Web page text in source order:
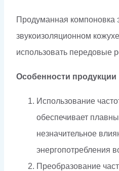
Продуманная компоновка
звукоизоляционном
использовать передовые
Особенности продукции
Использование
обеспечивает
незначительное
энергопотребления
Преобразование